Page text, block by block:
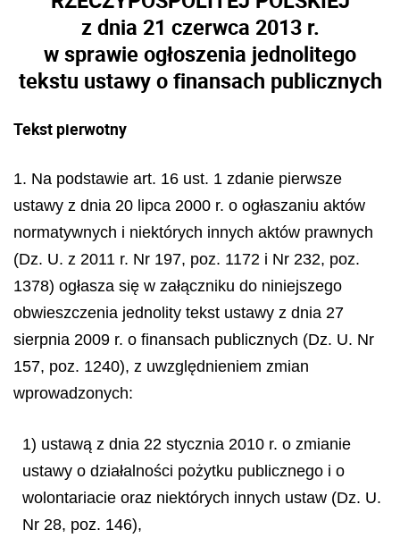
z dnia 21 czerwca 2013 r.
w sprawie ogłoszenia jednolitego
tekstu ustawy o finansach publicznych
Tekst pierwotny
1. Na podstawie art. 16 ust. 1 zdanie pierwsze
ustawy z dnia 20 lipca 2000 r. o ogłaszaniu aktów
normatywnych i niektórych innych aktów prawnych
(Dz. U. z 2011 r. Nr 197, poz. 1172 i Nr 232, poz.
1378) ogłasza się w załączniku do niniejszego
obwieszczenia jednolity tekst ustawy z dnia 27
sierpnia 2009 r. o finansach publicznych (Dz. U. Nr
157, poz. 1240), z uwzględnieniem zmian
wprowadzonych:
1) ustawą z dnia 22 stycznia 2010 r. o zmianie
ustawy o działalności pożytku publicznego i o
wolontariacie oraz niektórych innych ustaw (Dz. U.
Nr 28, poz. 146),